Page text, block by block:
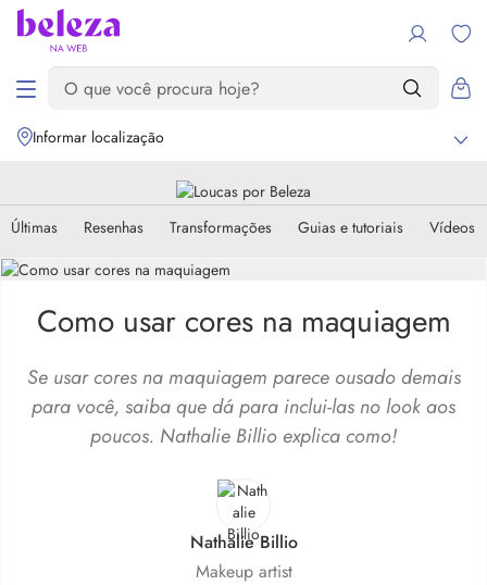
Informar localização
Últimas Resenhas Transformações Guias e tutoriais Vídeos
Como usar cores na maquiagem
Se usar cores na maquiagem parece ousado demais
para você, saiba que dá para inclui-las no look aos
poucos. Nathalie Billio explica como!
Nathalie Billio
Makeup artist